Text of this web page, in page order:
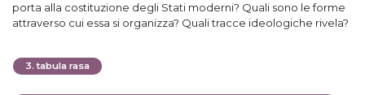
porta alla costituzione degli Stati moderni? Quali sono le forme
attraverso cui essa si organizza? Quali tracce ideologiche rivela?
3.tabula rasa